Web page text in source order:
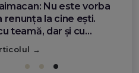
românca de la Google
că diaspora
România